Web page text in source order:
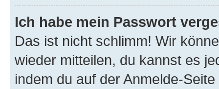
Ich habe mein Passwort
Das ist nicht schlimm! Wir
wieder mitteilen, du kannst es
indem du auf der Anmelde-